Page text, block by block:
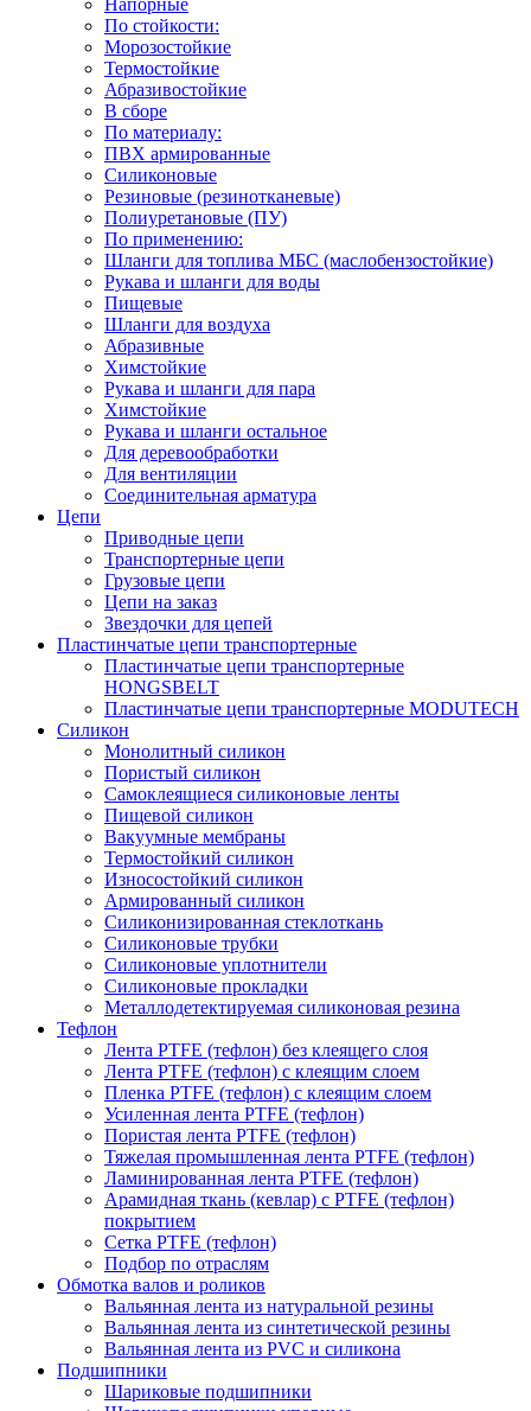
По стойкости:
Морозостойкие
Термостойкие
Абразивостойкие
В сборе
По материалу:
ПВХ армированные
Силиконовые
Резиновые (резинотканевые)
Полиуретановые (ПУ)
По применению:
Шланги для топлива МБС (маслобензостойкие)
Рукава и шланги для воды
Пищевые
Шланги для воздуха
Абразивные
Химстойкие
Рукава и шланги для пара
Химстойкие
Рукава и шланги остальное
Для деревообработки
Для вентиляции
Соединительная арматура
Цепи
Приводные цепи
Транспортерные цепи
Грузовые цепи
Цепи на заказ
Звездочки для цепей
Пластинчатые цепи транспортерные
Пластинчатые цепи транспортерные
HONGSBELT
Пластинчатые цепи транспортерные MODUTECH
Силикон
Монолитный силикон
Пористый силикон
Самоклеящиеся силиконовые ленты
Пищевой силикон
Вакуумные мембраны
Термостойкий силикон
Износостойкий силикон
Армированный силикон
Силиконизированная стеклоткань
Силиконовые трубки
Силиконовые уплотнители
Силиконовые прокладки
Металлодетектируемая силиконовая резина
Тефлон
Лента PTFE (тефлон) без клеящего слоя
Лента PTFE (тефлон) с клеящим слоем
Пленка PTFE (тефлон) с клеящим слоем
Усиленная лента PTFE (тефлон)
Пористая лента PTFE (тефлон)
Тяжелая промышленная лента PTFE (тефлон)
Ламинированная лента PTFE (тефлон)
Арамидная ткань (кевлар) с PTFE (тефлон)
покрытием
Сетка PTFE (тефлон)
Подбор по отраслям
Обмотка валов и роликов
Вальянная лента из натуральной резины
Вальянная лента из синтетической резины
Вальянная лента из PVC и силикона
Подшипники
Шариковые подшипники